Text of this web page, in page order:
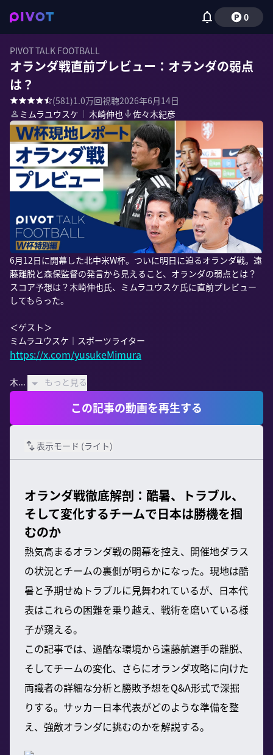
0
PIVOT TALK FOOTBALL
オランダ戦直前プレビュー：オランダの弱点
は？
(581)1.0万回視聴2026年6月14日
ミムラユウスケ ｜ 木崎伸也 佐々木紀彦
6月12日に開幕した北中米W杯。ついに明日に迫るオランダ戦。遠
藤離脱と森保監督の発言から見えること、オランダの弱点とは？
スコア予想は？木崎伸也氏、ミムラユウスケ氏に直前プレビュー
してもらった。
＜ゲスト＞
https://x.com/yusukeMimura
木... もっと見る
この記事の動画を再生する
表示モード (ライト)
オランダ戦徹底解剖：酷暑、トラブル、
そして変化するチームで日本は勝機を掴
むのか
熱気高まるオランダ戦の開幕を控え、開催地ダラス
の状況とチームの裏側が明らかになった。現地は酷
暑と予期せぬトラブルに見舞われているが、日本代
表はこれらの困難を乗り越え、戦術を磨いている様
子が窺える。
この記事では、過酷な環境から遠藤航選手の離脱、
そしてチームの変化、さらにオランダ攻略に向けた
両識者の詳細な分析と勝敗予想をQ&A形式で深掘
りする。サッカー日本代表がどのような準備を整
え、強敵オランダに挑むのかを解説する。